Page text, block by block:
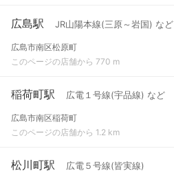
広島駅 JR山陽本線(三原～岩国) など
広島市南区松原町
このページの店舗から 770 m
稲荷町駅 広電１号線(宇品線) など
広島市南区稲荷町
このページの店舗から 1.2 km
松川町駅 広電５号線(皆実線)